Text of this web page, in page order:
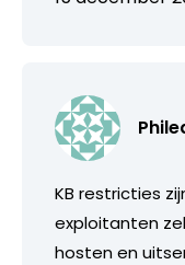
KB restricties
exploitanten
hosten en